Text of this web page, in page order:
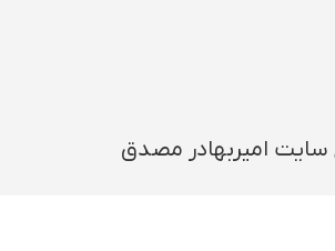
سایت امیربهادر مصدق